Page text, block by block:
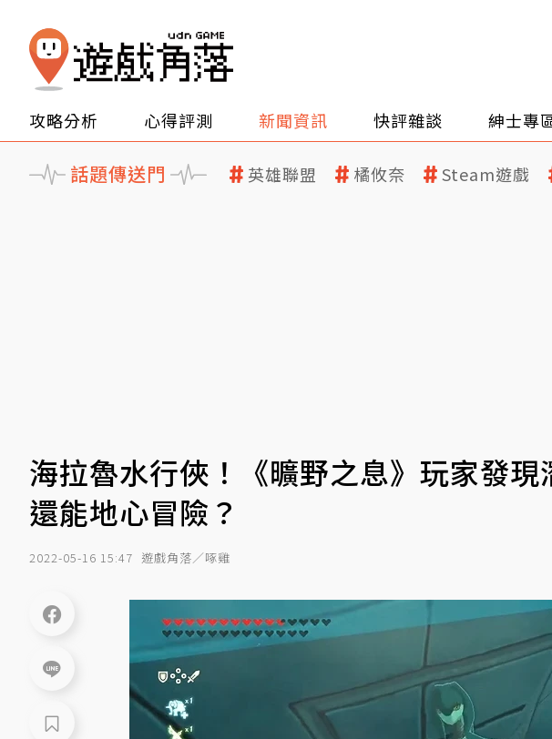
攻略分析 心得評測 新聞資訊 快評雜談 紳士專
話題傳送門 英雄聯盟 橘攸奈 Steam遊戲
海拉魯水行俠！《曠野之息》玩家發
還能地心冒險？
2022-05-16 15:47 遊戲角落／啄雞